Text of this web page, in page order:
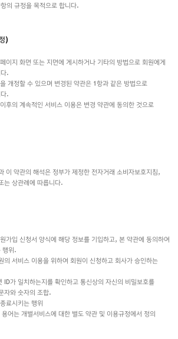
의 규정을 목적으로 합니다.
)
이지 화면 또는 지면에 게시하거나 기타의 방법으로 회원에게
.
개정할 수 있으며 변경된 약관은 1항과 같은 방법으로
.
후의 계속적인 서비스 이용은 변경 약관에 동의한 것으로
이 약관의 해석은 정부가 제정한 전자거래 소비자보호지침,
는 상관례에 따릅니다.
가입 신청서 양식에 해당 정보를 기입하고, 본 약관에 동의하여
행위.
서비스 이용을 위하여 회원이 신청하고 회사가 승인하는
가 일치하는지를 확인하고 통신상의 자신의 비밀보호를
자와 숫자의 조합.
료시키는 행위
어는 개별서비스에 대한 별도 약관 및 이용규정에서 정의